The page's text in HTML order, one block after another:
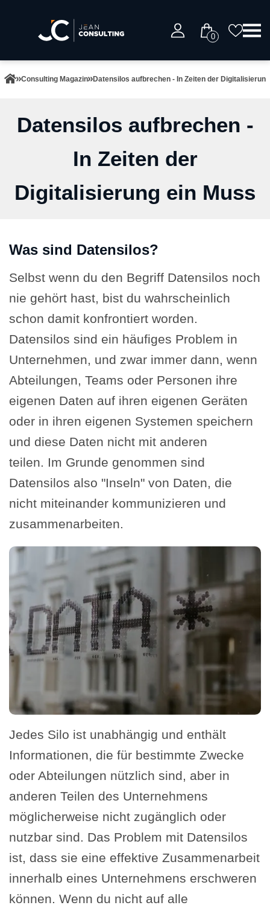
0
Consulting Magazin Datensilos aufbrechen - In Zeiten der
Datensilos aufbrechen -
In Zeiten der
Digitalisierung ein Muss
Was sind Datensilos?
Selbst wenn du den Begriff Datensilos noch
nie gehört hast, bist du wahrscheinlich
schon damit konfrontiert worden.
Datensilos sind ein häufiges Problem in
Unternehmen, und zwar immer dann, wenn
Abteilungen, Teams oder Personen ihre
eigenen Daten auf ihren eigenen Geräten
oder in ihren eigenen Systemen speichern
und diese Daten nicht mit anderen
teilen. Im Grunde genommen sind
Datensilos also "Inseln" von Daten, die
nicht miteinander kommunizieren und
zusammenarbeiten.
Jedes Silo ist unabhängig und enthält
Informationen, die für bestimmte Zwecke
oder Abteilungen nützlich sind, aber in
anderen Teilen des Unternehmens
möglicherweise nicht zugänglich oder
nutzbar sind. Das Problem mit Datensilos
ist, dass sie eine effektive Zusammenarbeit
innerhalb eines Unternehmens erschweren
können. Wenn du nicht auf alle